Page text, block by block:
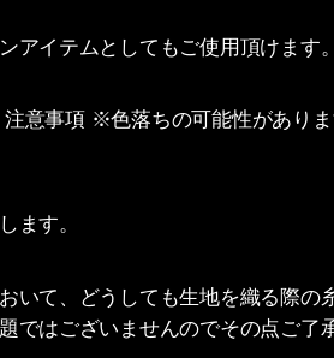
アイテムとしてもご使用頂けます。
意事項 ※色落ちの可能性があり
ます。
いて、どうしても生地を織る際の
ではございませんのでその点ご了